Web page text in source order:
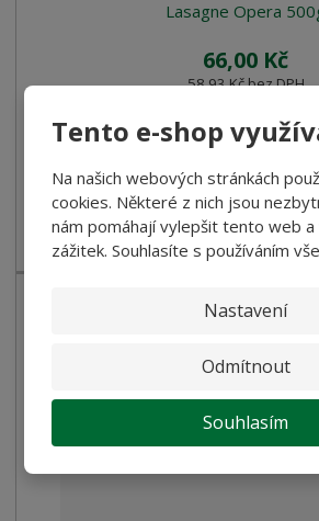
Tento e-shop
Na našich webových stránkách
cookies. Některé z nich jsou
nám pomáhají vylepšit tento web a
zážitek. Souhlasíte s používáním
Nastavení
Odmítnout
Souhlasím
Lasagne Opera
66,00 Kč
58,93 Kč bez DPH
Koupit
Lasagne bezvaječné, vhodné ihned k